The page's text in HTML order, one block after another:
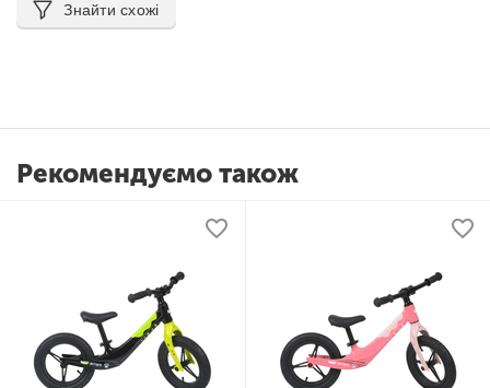
Знайти схожі
Рекомендуємо також